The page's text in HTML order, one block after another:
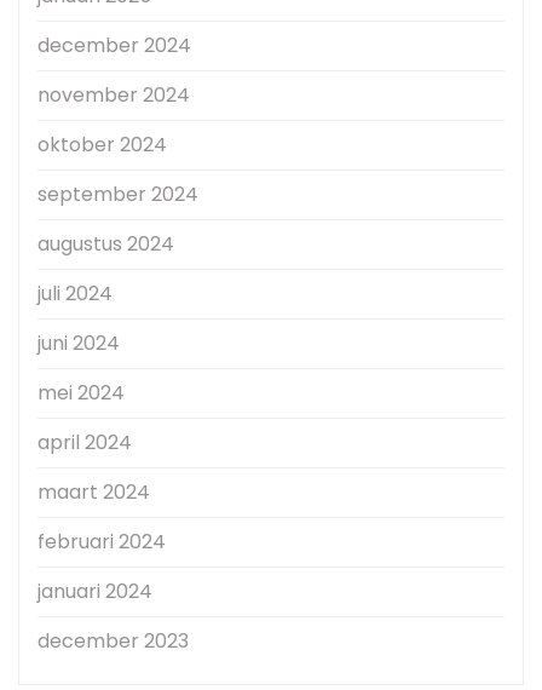
december 2024
november 2024
oktober 2024
september 2024
augustus 2024
juli 2024
juni 2024
mei 2024
april 2024
maart 2024
februari 2024
januari 2024
december 2023